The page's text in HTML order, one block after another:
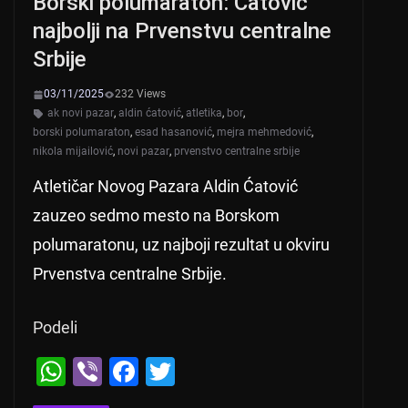
najbolji na Prvenstvu centralne
Srbije
03/11/2025
232 Views
ak novi pazar, aldin ćatović, atletika, bor,
borski polumaraton, esad hasanović, mejra mehmedović,
nikola mijailović, novi pazar, prvenstvo centralne srbije
Atletičar Novog Pazara Aldin Ćatović
zauzeo sedmo mesto na Borskom
polumaratonu, uz najboji rezultat u okviru
Prvenstva centralne Srbije.
Podeli
W
h
Vi
b
F